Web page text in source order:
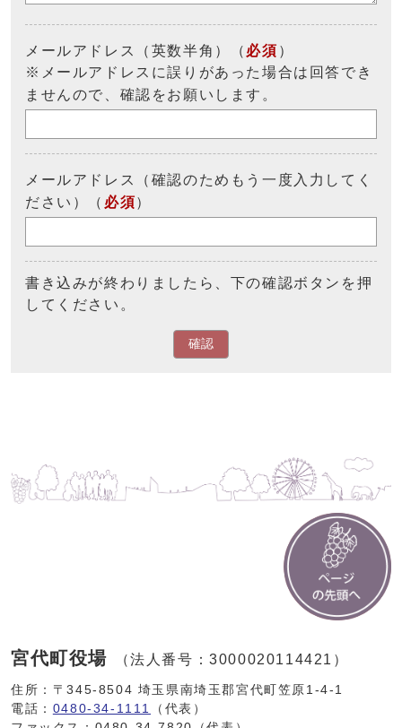
メールアドレス（英数半角）（ 必須 ）
※メールアドレスに誤りがあった場合は回答でき
ませんので、確認をお願いします。
メールアドレス（確認のためもう一度入力してく
ださい）（ 必須）
書き込みが終わりましたら、下の確認ボタンを押
してください。
確認
宮代町役場 （法人番号：3000020114421）
住所：〒345-8504 埼玉県南埼玉郡宮代町笠原1-4-1
電話： 0480-34-1111
（代表）